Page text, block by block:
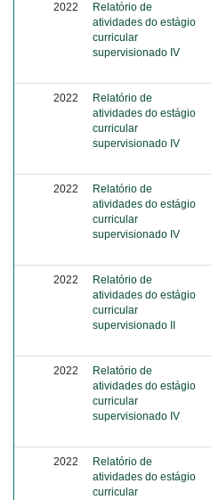
2022
Relatório de
atividades do estágio
curricular
supervisionado IV
2022
Relatório de
atividades do estágio
curricular
supervisionado IV
2022
Relatório de
atividades do estágio
curricular
supervisionado IV
2022
Relatório de
atividades do estágio
curricular
supervisionado II
2022
Relatório de
atividades do estágio
curricular
supervisionado IV
2022
Relatório de
atividades do estágio
curricular